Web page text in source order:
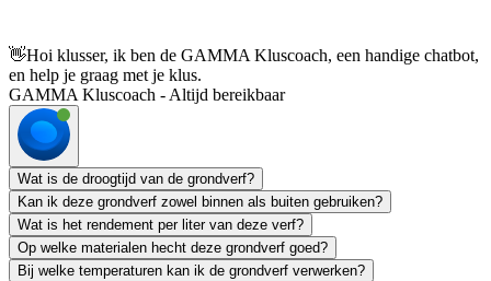
👋Hoi klusser, ik ben de GAMMA Kluscoach, een handige chatbot,
en help je graag met je klus.
GAMMA Kluscoach - Altijd bereikbaar
Wat is de droogtijd van de grondverf?
Kan ik deze grondverf zowel binnen als buiten gebruiken?
Wat is het rendement per liter van deze verf?
Op welke materialen hecht deze grondverf goed?
Bij welke temperaturen kan ik de grondverf verwerken?